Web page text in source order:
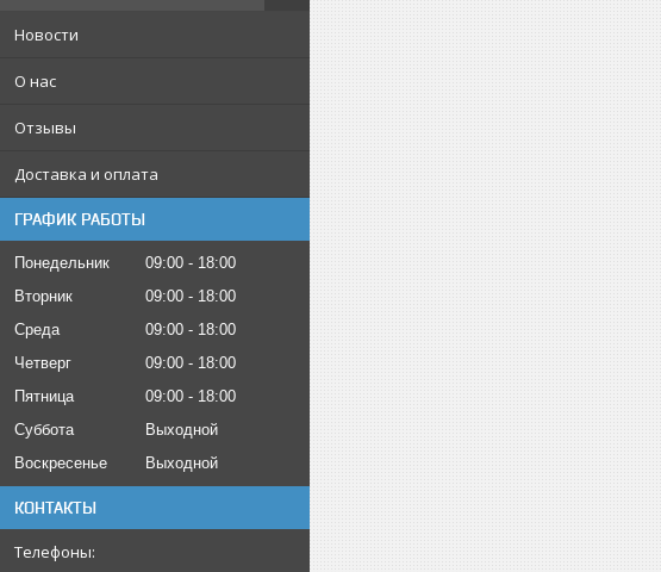
Новости
О нас
Отзывы
Доставка и оплата
ГРАФИК РАБОТЫ
Понедельник 09:00
18:00
Вторник
09:00
18:00
Среда
09:00
18:00
Четверг
09:00
18:00
Пятница
09:00
18:00
Суббота
Выходной
Воскресенье
Выходной
КОНТАКТЫ